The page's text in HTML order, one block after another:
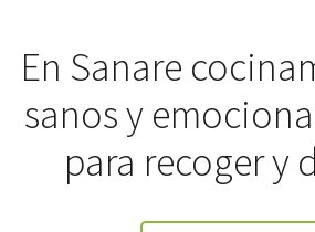
En Sanare
sanos y
para recoger y